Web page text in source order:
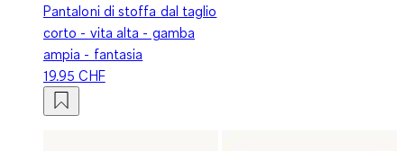
Pantaloni di stoffa dal taglio
corto - vita alta - gamba
ampia - fantasia
19.95 CHF